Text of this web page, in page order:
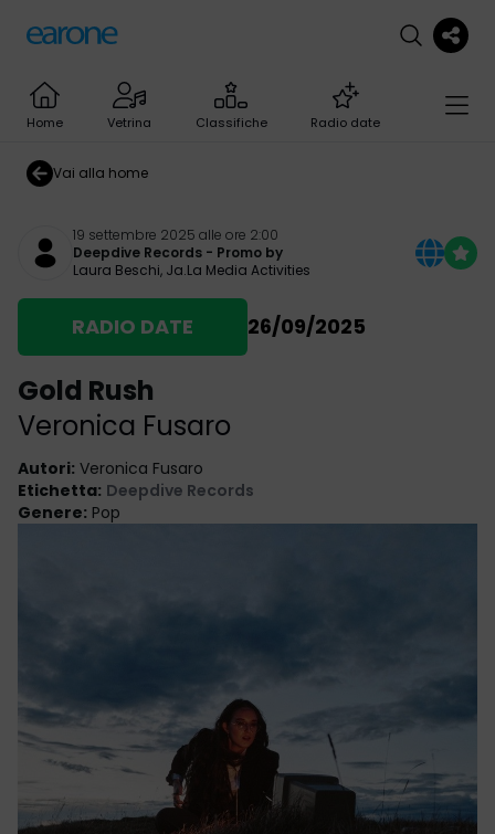
Home Vetrina Classifiche Radio date
Vai alla home
19 settembre 2025 alle ore 2:00
Deepdive Records - Promo by
Laura Beschi, Ja.La Media Activities
RADIO DATE 26/09/2025
Gold Rush
Veronica Fusaro
Autori: Veronica Fusaro
Etichetta: Deepdive Records
Genere: Pop